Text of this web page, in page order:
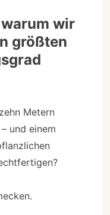
wir
größten
Metern
und einem